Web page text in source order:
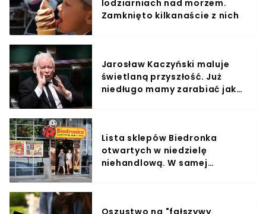
lodziarniach nad morzem.
Zamknięto kilkanaście z nich
Jarosław Kaczyński maluje
świetlaną przyszłość. Już
niedługo mamy zarabiać jak
Lista sklepów Biedronka
otwartych w niedzielę
niehandlową. W samej
Oszustwo na "fałszywy